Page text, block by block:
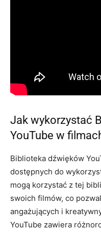
Jak wykorzystać
YouTube w
Biblioteka dźwięków
dostępnych do
mogą korzystać z tej
swoich filmów, co
angażujących i
YouTube zawiera